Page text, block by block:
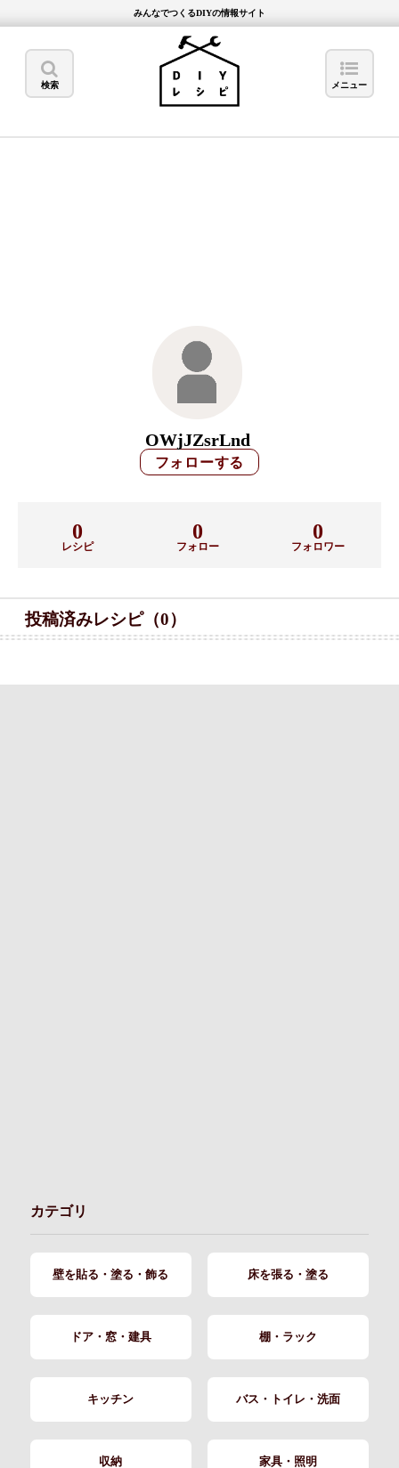
みんなでつくるDIYの情報サイト
検索 メニュー
OWjJZsrLnd
0
レシピ
0
フォロー
0
フォロワー
投稿済みレシピ（0）
カテゴリ
壁を貼る・塗る・飾る 床を張る・塗る
ドア・窓・建具 棚・ラック
キッチン バス・トイレ・洗面
収納 家具・照明